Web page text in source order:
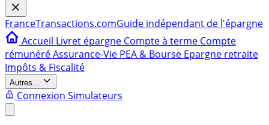
FranceTransactions.comGuide indépendant de l'épargne
Accueil Livret épargne Compte à terme Compte
rémunéréAssurance-Vie PEA & Bourse Epargne retraite
Impôts & Fiscalité
Autres...
Connexion Simulateurs